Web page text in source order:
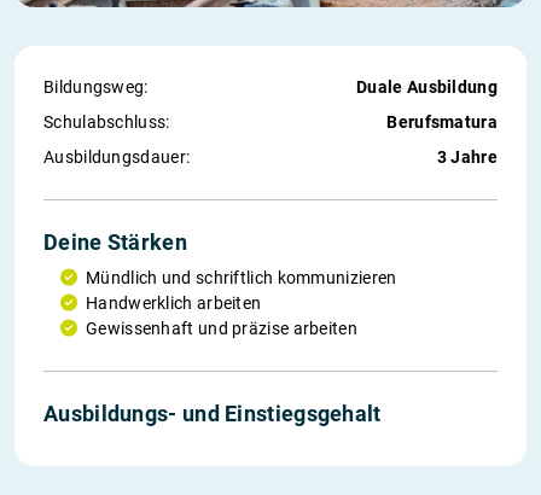
Bildungsweg:
Duale Ausbildung
Schul­abschluss:
Berufsmatura
Ausbildungs­dauer:
3 Jahre
Deine Stärken
Mündlich und schriftlich kommunizieren
Handwerklich arbeiten
Gewissenhaft und präzise arbeiten
Ausbildungs- und Einstiegs­gehalt